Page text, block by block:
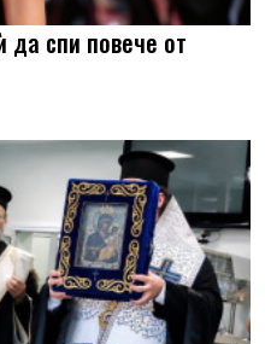
да спи повече от